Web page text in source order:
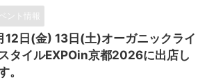
ント情報
12日(金) 13日(土)オーガニックライ
タイルEXPOin京都2026に出店し
。